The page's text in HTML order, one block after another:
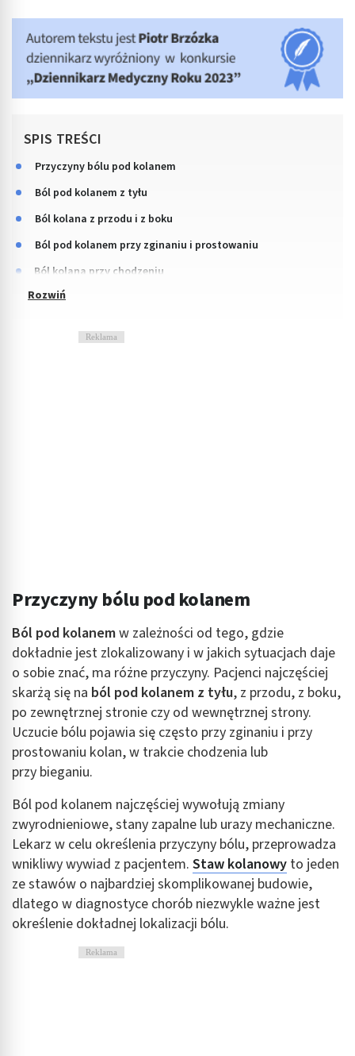
SPIS TREŚCI
Przyczyny bólu pod kolanem
Ból pod kolanem z tyłu
Ból kolana z przodu i z boku
Ból pod kolanem przy zginaniu i prostowaniu
Ból kolana przy chodzeniu
Reklama
Przyczyny bólu pod kolanem
Ból pod kolanemw zależności od tego, gdzie
dokładnie jest zlokalizowany i w jakich sytuacjach daje
o sobie znać, ma różne przyczyny. Pacjenci najczęściej
skarżą się na ból pod kolanem z tyłu, z przodu, z boku,
po zewnętrznej stronie czy od wewnętrznej strony.
Uczucie bólu pojawia się często przy zginaniu i przy
prostowaniu kolan, w trakcie chodzenia lub
przy bieganiu.
Ból pod kolanem najczęściej wywołują zmiany
zwyrodnieniowe, stany zapalne lub urazy mechaniczne.
Lekarz w celu określenia przyczyny bólu, przeprowadza
wnikliwy wywiad z pacjentem. Staw kolanowy to jeden
ze stawów o najbardziej skomplikowanej budowie,
dlatego w diagnostyce chorób niezwykle ważne jest
określenie dokładnej lokalizacji bólu.
Reklama